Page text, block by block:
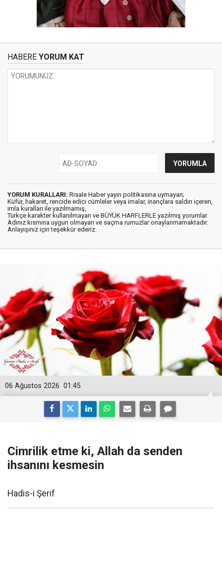
HABERE YORUM KAT
YORUM KURALLARI: Risale Haber yayın politikasına uymayan;
Küfür, hakaret, rencide edici cümleler veya imalar, inançlara saldırı içeren,
imla kuralları ile yazılmamış,
Türkçe karakter kullanılmayan ve BÜYÜK HARFLERLE yazılmış yorumlar
Adınız kısmına uygun olmayan ve saçma rumuzlar onaylanmamaktadır.
Anlayışınız için teşekkür ederiz.
01:45
06 Ağustos 2026
Cimrilik etme ki, Allah da senden
ihsanını kesmesin
Hadis-i Şerif